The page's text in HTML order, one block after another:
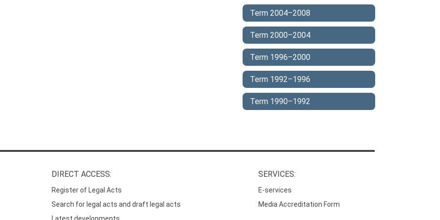
Term 2004–2008
Term 2000–2004
Term 1996–2000
Term 1992–1996
Term 1990–1992
DIRECT ACCESS:
Register of Legal Acts
Search for legal acts and draft legal acts
SERVICES:
E-services
Media Accreditation Form